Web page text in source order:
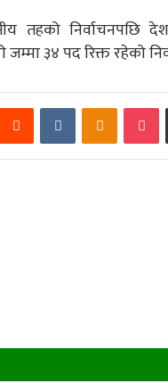
तहको निर्वाचनपछि
जम्मा ३४ पद रिक्त रहेको
Reddit VKontakte